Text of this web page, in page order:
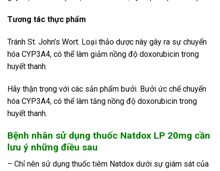
Tương tác thực phẩm
Tránh St. John’s Wort. Loại thảo dược này gây ra sự chuyển
hóa CYP3A4, có thể làm giảm nồng độ doxorubicin trong
huyết thanh.
Hãy thận trọng với các sản phẩm bưởi. Bưởi ức chế chuyển
hóa CYP3A4, có thể làm tăng nồng độ doxorubicin trong
huyết thanh.
Bệnh nhân sử dụng thuốc Natdox LP 20mg cần
lưu ý những điều sau
– Chỉ nên sử dụng thuốc tiêm Natdox dưới sự giám sát của